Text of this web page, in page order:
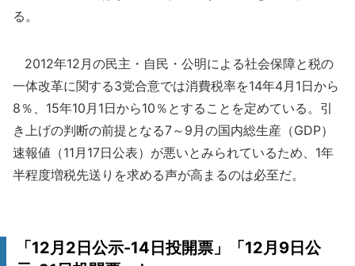
る。
2012年12月の民主・自民・公明による社会保障と税の
一体改革に関する3党合意では消費税率を14年4月1日から
8％、15年10月1日から10％とすることを定めている。引
き上げの判断の前提となる7～9月の国内総生産（GDP）
速報値（11月17日公表）が悪いとみられているため、1年
半程度増税先送りを求める声が高まるのは必至だ。
「12月2日公示-14日投開票」「12月9日公